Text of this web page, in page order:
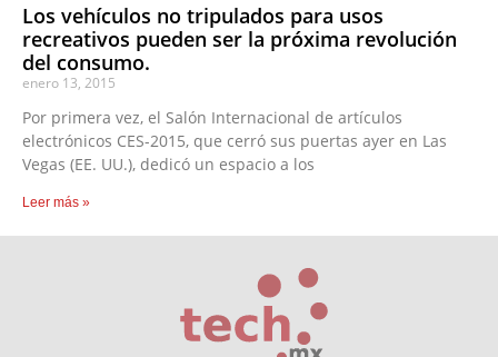
Los vehículos no tripulados para usos
recreativos pueden ser la próxima revolución
del consumo.
enero 13, 2015
Por primera vez, el Salón Internacional de artículos
electrónicos CES-2015, que cerró sus puertas ayer en Las
Vegas (EE. UU.), dedicó un espacio a los
Leer más »